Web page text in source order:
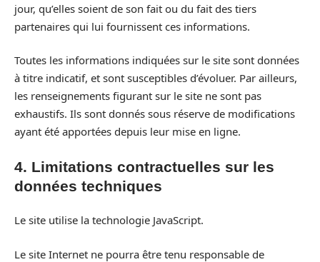
jour, qu’elles soient de son fait ou du fait des tiers
partenaires qui lui fournissent ces informations.
Toutes les informations indiquées sur le site sont données
à titre indicatif, et sont susceptibles d’évoluer. Par ailleurs,
les renseignements figurant sur le site ne sont pas
exhaustifs. Ils sont donnés sous réserve de modifications
ayant été apportées depuis leur mise en ligne.
4. Limitations contractuelles sur les
données techniques
Le site utilise la technologie JavaScript.
Le site Internet ne pourra être tenu responsable de